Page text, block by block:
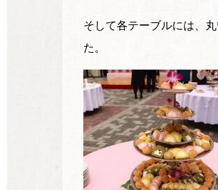
そして各テーブルには、
た。